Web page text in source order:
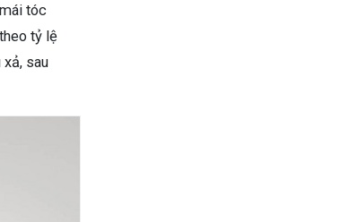
tóc
tỷ lệ
xả, sau